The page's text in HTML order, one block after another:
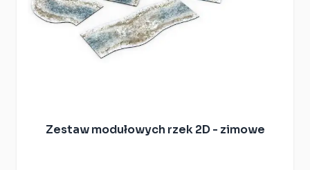
Zestaw modułowych rzek 2D - zimowe